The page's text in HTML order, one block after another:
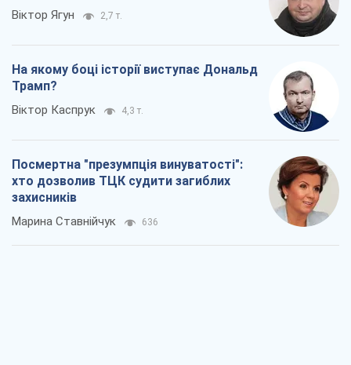
Віктор Ягун 2,7 т.
На якому боці історії виступає Дональд
Трамп?
Віктор Каспрук 4,3 т.
Посмертна "презумпція винуватості":
хто дозволив ТЦК судити загиблих
захисників
Марина Ставнійчук 636